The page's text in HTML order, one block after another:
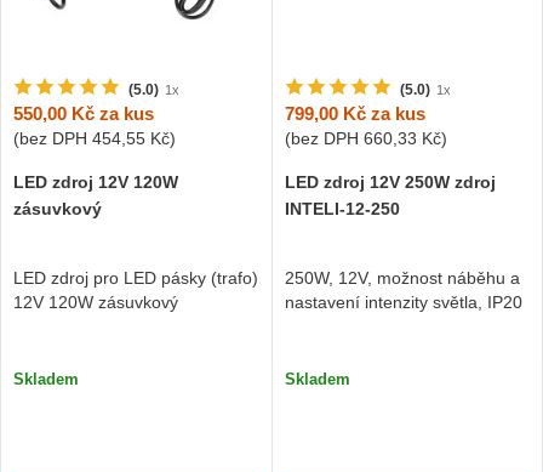
(5.0) 1x
550,00 Kč za kus
(bez DPH 454,55 Kč)
LED zdroj 12V 120W
zásuvkový
LED zdroj pro LED pásky (trafo)
12V 120W zásuvkový
Skladem
(5.0) 1x
799,00 Kčza kus
(bez DPH 660,33 Kč)
LED zdroj 12V 250W zdroj
INTELI-12-250
250W, 12V, možnost náběhu a
nastavení intenzity světla, IP20
Skladem